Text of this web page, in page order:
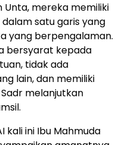
mereka memiliki
satu garis yang
yang berpengalaman.
bersyarat kepada
tidak ada
lain, dan memiliki
melanjutkan
kali ini Ibu Mahmuda